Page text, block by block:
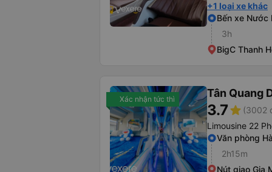
+1 loại xe khác
Bến xe Nước
3h
BigC Thanh
Xác nhận tức thì Tân Quang
3.7star (3002
Limousine 22
Văn phòng
2h15m
Nút giao Gia